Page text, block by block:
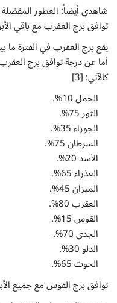
شاهدي أيضاً: العطور
توافق برج العقرب مع باقي
أما عن درجة توافق برج العقرب
كالآتي: [3]
الحمل 10%.
الثور 75%.
الجوزاء 35%.
السرطان 75%.
الأسد 20%.
العذراء 65%.
الميزان 45%.
العقرب 80%.
القوس 15%.
الجدي 70%.
الدلو 30%.
الحوت 65%.
توافق برج القوس مع جميع